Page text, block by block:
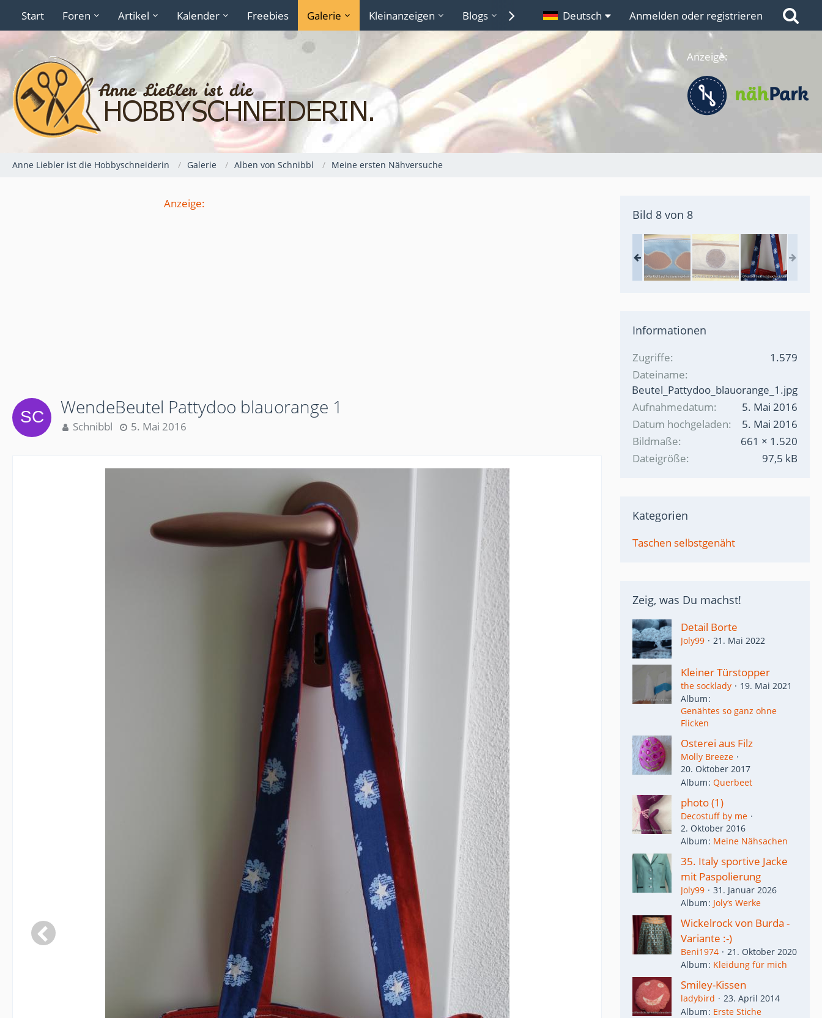
Start Foren Artikel Kalender Freebies Galerie Kleinanzeigen Blogs Lexikon Links
Deutsch Anmelden oder registrieren
Anzeige:
Anne Liebler ist die Hobbyschneiderin Galerie Alben von Schnibbl Meine ersten Nähversuche
Anzeige:
WendeBeutel Pattydoo blauorange 1
Schnibbl 5. Mai 2016
Bild 8 von 8
Informationen
Zugriffe
1.579
Dateiname
WendeBeutel_Pattydoo_blauorange_1.jpg
Aufnahmedatum
5. Mai 2016
Datum hochgeladen
5. Mai 2016
Bildmaße
661 × 1.520
Dateigröße
97,5 kB
Kategorien
Taschen selbstgenäht
Zeig, was Du machst!
Detail Borte
Joly99 21. Mai 2022
Kleiner Türstopper
the socklady
19. Mai 2021
Album
Genähtes so ganz ohne
Flicken
Osterei aus Filz
Molly Breeze
20. Oktober 2017
Album Querbeet
photo (1)
Decostuff by me
2. Oktober 2016
Album Meine Nähsachen
35. Italy sportive Jacke
mit Paspolierung
Joly99
31. Januar 2026
Album Joly‘s Werke
Wickelrock von Burda -
Variante :-)
Beni1974
21. Oktober 2020
Album Kleidung für mich
Smiley-Kissen
ladybird
23. April 2014
Album Erste Stiche